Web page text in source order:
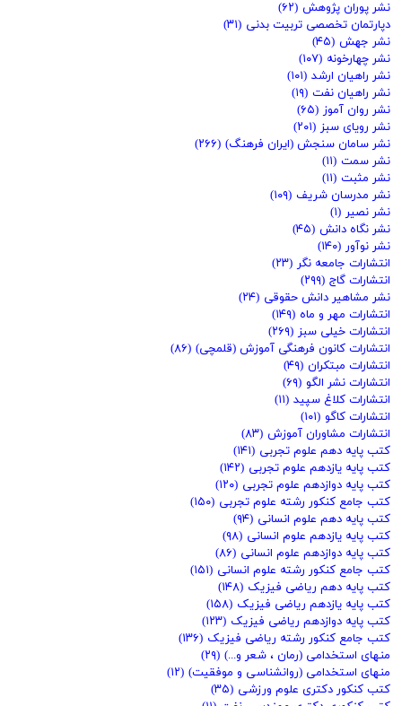
نشر پوران پژوهش (۶۲)
دپارتمان تخصصی تربیت بدنی (۳۱)
نشر جهش (۴۵)
نشر چهارخونه (۱۰۷)
نشر راهیان ارشد (۱۰۱)
نشر راهیان نفت (۱۹)
نشر روان آموز (۶۵)
نشر رویای سبز (۲۰۱)
نشر سامان سنجش (ایران فرهنگ) (۲۶۶)
نشر سمت (۱۱)
نشر مثبت (۱۱)
نشر مدرسان شریف (۱۰۹)
نشر نصیر (۱)
نشر نگاه دانش (۴۵)
نشر نوآور (۱۴۰)
انتشارات جامعه نگر (۲۳)
انتشارات گاج (۲۹۹)
نشر مشاهیر دانش حقوقی (۲۴)
انتشارات مهر و ماه (۱۴۹)
انتشارات خیلی سبز (۲۶۹)
انتشارات کانون فرهنگی آموزش (قلمچی) (۸۶)
انتشارات مبتکران (۴۹)
انتشارات نشر الگو (۶۹)
انتشارات کلاغ سپید (۱۱)
انتشارات کاگو (۱۰۱)
انتشارات مشاوران آموزش (۸۳)
کتب پایه دهم علوم تجربی (۱۴۱)
کتب پایه یازدهم علوم تجربی (۱۴۲)
کتب پایه دوازدهم علوم تجربی (۱۲۰)
کتب جامع کنکور رشته علوم تجربی (۱۵۰)
کتب پایه دهم علوم انسانی (۹۴)
کتب پایه یازدهم علوم انسانی (۹۸)
کتب پایه دوازدهم علوم انسانی (۸۶)
کتب جامع کنکور رشته علوم انسانی (۱۵۱)
کتب پایه دهم ریاضی فیزیک (۱۴۸)
کتب پایه یازدهم ریاضی فیزیک (۱۵۸)
کتب پایه دوازدهم ریاضی فیزیک (۱۲۳)
کتب جامع کنکور رشته ریاضی فیزیک (۱۳۶)
منهای استخدامی (رمان ، شعر و...) (۲۹)
منهای استخدامی (روانشناسی و موفقیت) (۱۲)
کتب کنکور دکتری علوم ورزشی (۳۵)